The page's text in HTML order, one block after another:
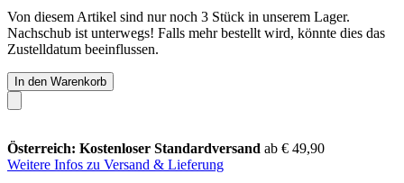
Von diesem Artikel sind nur noch 3 Stück in unserem Lager.
Nachschub ist unterwegs! Falls mehr bestellt wird, könnte dies das
Zustelldatum beeinflussen.
In den Warenkorb
Österreich: Kostenloser Standardversand ab € 49,90
Weitere Infos zu Versand & Lieferung